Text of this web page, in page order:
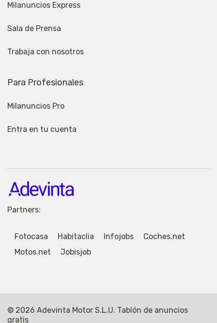
Milanuncios Express
Sala de Prensa
Trabaja con nosotros
Para Profesionales
Milanuncios Pro
Entra en tu cuenta
Partners:
Fotocasa Habitaclia Infojobs
Coches.net
Motos.net
Jobisjob
© 2026 Adevinta Motor S.L.U. Tablón de anuncios
gratis